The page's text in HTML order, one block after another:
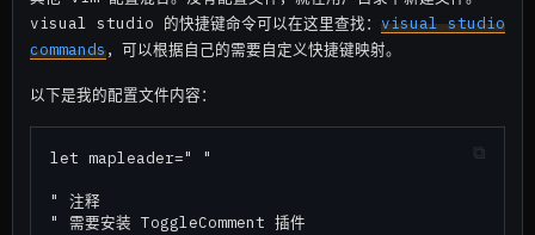
visual studio 的快捷键命令可以在这里查找： visual studio
commands，可以根据自己的需要自定义快捷键映射。
以下是我的配置文件内容：
let mapleader=" "
" 注释
" 需要安装 ToggleComment 插件